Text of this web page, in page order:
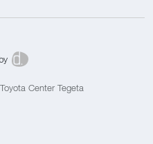
Center Tegeta